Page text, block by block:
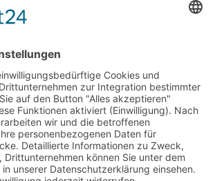
Neuigkeiten,
und10 EUR Gutscheinsichern!
möglich.